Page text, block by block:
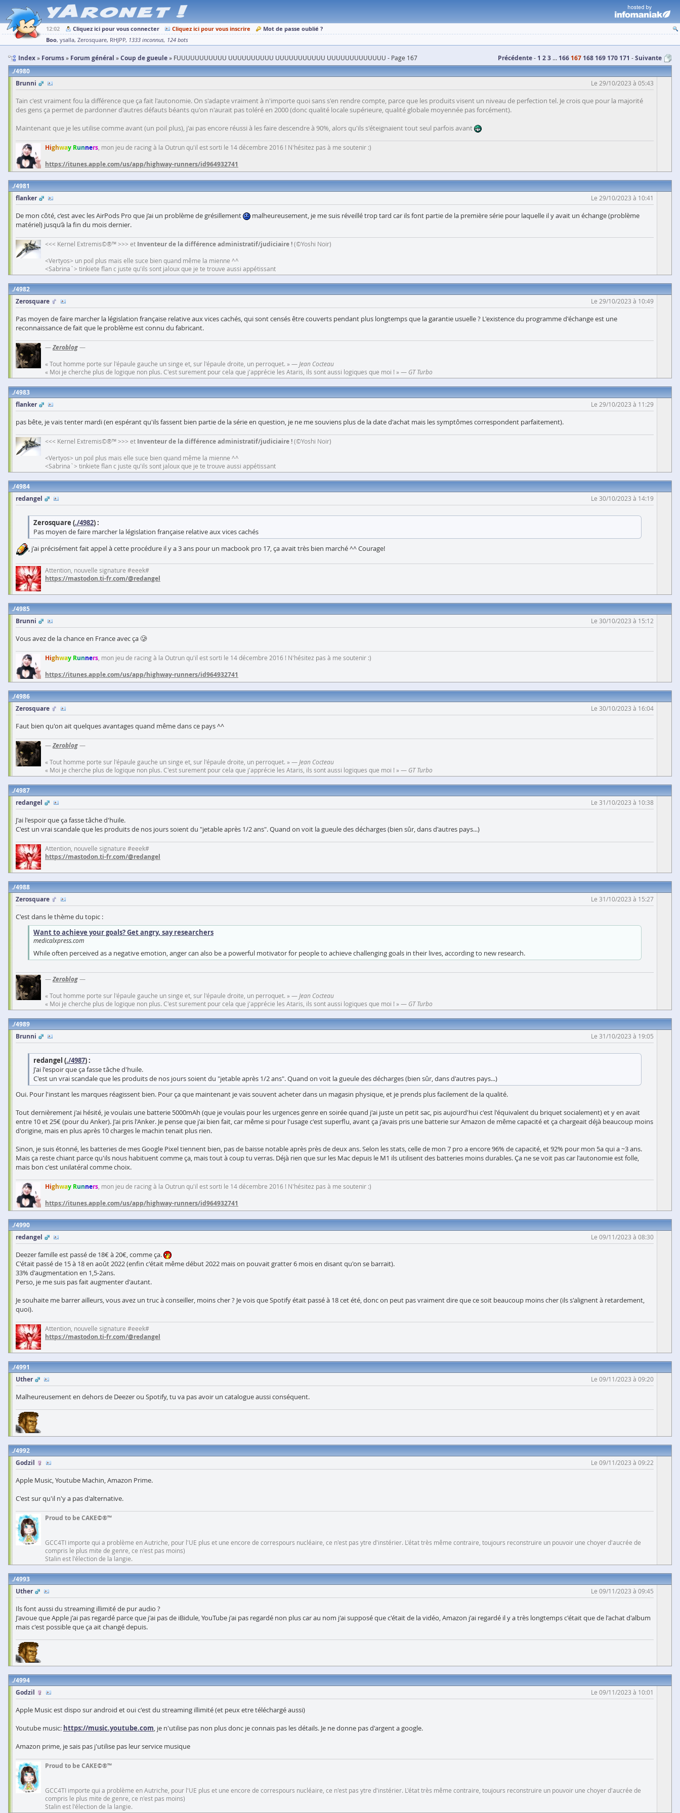
12:02 Cliquez ici pour vous connecter Cliquez ici pour vous inscrire
Mot de passe oublié ?
Boo ysalla Zerosquare RHJPP 1333 inconnus 124 bots
Index Forums Forum général Coup de gueule FUUUUUUUUUUU UUUUUUUUUU UUUUUUUUUUU UUUUUUUUUUUUU - Page 167 Précédente 1 23 ... 166167 168 169 170 171
Suivante
4980
Brunni
Le 29/10/2023 à 05:43
Tain c'est vraiment fou la différence que ça fait l'autonomie. On s'adapte vraiment à n'importe quoi sans s'en rendre compte, parce que les produits visent un niveau de perfection tel. Je crois que pour la majorité
des gens ça permet de pardonner d'autres défauts béants qu'on n'aurait pas toléré en 2000 (donc qualité locale supérieure, qualité globale moyennée pas forcément).
Maintenant que je les utilise comme avant (un poil plus), j'ai pas encore réussi à les faire descendre à 90%, alors qu'ils s'éteignaient tout seul parfois avant
Highway Runners , mon jeu de racing à la Outrun qu'il est sorti le 14 décembre 2016 ! N'hésitez pas à me soutenir :)
https://itunes.apple.com/us/app/highway-runners/id964932741
4981
flanker
Le 29/10/2023 à 10:41
De mon côté, c’est avec les AirPods Pro que j’ai un problème de grésillement
malheureusement, je me suis réveillé trop tard car ils font partie de la première série pour laquelle il y avait un échange (problème
matériel) jusqu’à la fin du mois dernier.
<<< Kernel Extremis©®™ >>> et Inventeur de la différence administratif/judiciaire !(©Yoshi Noir)
<Vertyos> un poil plus mais elle suce bien quand même la mienne ^^
<Sabrina`> tinkiete flan c juste qu'ils sont jaloux que je te trouve aussi appétissant
4982
Zerosquare
Le 29/10/2023 à 10:49
Pas moyen de faire marcher la législation française relative aux vices cachés, qui sont censés être couverts pendant plus longtemps que la garantie usuelle ? L'existence du programme d'échange est une
reconnaissance de fait que le problème est connu du fabricant.
—Zeroblog—
« Tout homme porte sur l'épaule gauche un singe et, sur l'épaule droite, un perroquet. » — Jean Cocteau
« Moi je cherche plus de logique non plus. C'est surement pour cela que j'apprécie les Ataris, ils sont aussi logiques que moi ! » — GT Turbo
4983
flanker
Le 29/10/2023 à 11:29
pas bête, je vais tenter mardi (en espérant qu'ils fassent bien partie de la série en question, je ne me souviens plus de la date d'achat mais les symptômes correspondent parfaitement).
<<< Kernel Extremis©®™ >>> et Inventeur de la différence administratif/judiciaire !(©Yoshi Noir)
<Vertyos> un poil plus mais elle suce bien quand même la mienne ^^
<Sabrina`> tinkiete flan c juste qu'ils sont jaloux que je te trouve aussi appétissant
4984
redangel
Le 30/10/2023 à 14:19
Zerosquare (./4982) :
Pas moyen de faire marcher la législation française relative aux vices cachés
, j'ai précisément fait appel à cette procédure il y a 3 ans pour un macbook pro 17, ça avait très bien marché ^^ Courage!
Attention, nouvelle signature #eeek#
https://mastodon.ti-fr.com/@redangel
4985
Brunni
Le 30/10/2023 à 15:12
Vous avez de la chance en France avec ça 🥲
Highway Runners , mon jeu de racing à la Outrun qu'il est sorti le 14 décembre 2016 ! N'hésitez pas à me soutenir :)
https://itunes.apple.com/us/app/highway-runners/id964932741
4986
Zerosquare
Le 30/10/2023 à 16:04
Faut bien qu'on ait quelques avantages quand même dans ce pays ^^
—Zeroblog—
« Tout homme porte sur l'épaule gauche un singe et, sur l'épaule droite, un perroquet. » — Jean Cocteau
« Moi je cherche plus de logique non plus. C'est surement pour cela que j'apprécie les Ataris, ils sont aussi logiques que moi ! » — GT Turbo
4987
redangel
Le 31/10/2023 à 10:38
J'ai l'espoir que ça fasse tâche d'huile.
C'est un vrai scandale que les produits de nos jours soient du "jetable après 1/2 ans". Quand on voit la gueule des décharges (bien sûr, dans d'autres pays...)
Attention, nouvelle signature #eeek#
https://mastodon.ti-fr.com/@redangel
4988
Zerosquare
Le 31/10/2023 à 15:27
C'est dans le thème du topic :
Want to achieve your goals? Get angry, say researchers
medicalxpress.com
While often perceived as a negative emotion, anger can also be a powerful motivator for people to achieve challenging goals in their lives, according to new research.
—Zeroblog—
« Tout homme porte sur l'épaule gauche un singe et, sur l'épaule droite, un perroquet. » — Jean Cocteau
« Moi je cherche plus de logique non plus. C'est surement pour cela que j'apprécie les Ataris, ils sont aussi logiques que moi ! » — GT Turbo
4989
Brunni
Le 31/10/2023 à 19:05
redangel (./4987) :
J'ai l'espoir que ça fasse tâche d'huile.
C'est un vrai scandale que les produits de nos jours soient du "jetable après 1/2 ans". Quand on voit la gueule des décharges (bien sûr, dans d'autres pays...)
Oui. Pour l'instant les marques réagissent bien. Pour ça que maintenant je vais souvent acheter dans un magasin physique, et je prends plus facilement de la qualité.
Tout dernièrement j'ai hésité, je voulais une batterie 5000mAh (que je voulais pour les urgences genre en soirée quand j'ai juste un petit sac, pis aujourd'hui c'est l'équivalent du briquet socialement) et y en avait
entre 10 et 25€ (pour du Anker). J'ai pris l'Anker. Je pense que j'ai bien fait, car même si pour l'usage c'est superflu, avant ça j'avais pris une batterie sur Amazon de même capacité et ça chargeait déjà beaucoup moins
d'origine, mais en plus après 10 charges le machin tenait plus rien.
Sinon, je suis étonné, les batteries de mes Google Pixel tiennent bien, pas de baisse notable après près de deux ans. Selon les stats, celle de mon 7 pro a encore 96% de capacité, et 92% pour mon 5a qui a ~3 ans.
Mais ça reste chiant parce qu'ils nous habituent comme ça, mais tout à coup tu verras. Déjà rien que sur les Mac depuis le M1 ils utilisent des batteries moins durables. Ça ne se voit pas car l'autonomie est folle,
mais bon c'est unilatéral comme choix.
Highway Runners , mon jeu de racing à la Outrun qu'il est sorti le 14 décembre 2016 ! N'hésitez pas à me soutenir :)
https://itunes.apple.com/us/app/highway-runners/id964932741
4990
redangel
Le 09/11/2023 à 08:30
Deezer famille est passé de 18€ à 20€, comme ça.
C'était passé de 15 à 18 en août 2022 (enfin c'était même début 2022 mais on pouvait gratter 6 mois en disant qu'on se barrait).
33% d'augmentation en 1,5-2ans.
Perso, je me suis pas fait augmenter d'autant.
Je souhaite me barrer ailleurs, vous avez un truc à conseiller, moins cher ? Je vois que Spotify était passé à 18 cet été, donc on peut pas vraiment dire que ce soit beaucoup moins cher (ils s'alignent à retardement,
quoi).
Attention, nouvelle signature #eeek#
https://mastodon.ti-fr.com/@redangel
4991
Uther
Le 09/11/2023 à 09:20
Malheureusement en dehors de Deezer ou Spotify, tu va pas avoir un catalogue aussi conséquent.
4992
Godzil
Le 09/11/2023 à 09:22
Apple Music, Youtube Machin, Amazon Prime.
C'est sur qu'il n'y a pas d'alternative.
Proud to be CAKE©®™
GCC4TI importe qui a problème en Autriche, pour l'UE plus et une encore de correspours nucléaire, ce n'est pas ytre d'instérier. L'état très même contraire, toujours reconstruire un pouvoir une choyer d'aucrée de
compris le plus mite de genre, ce n'est pas moins)
Stalin est l'élection de la langie.
4993
Uther
Le 09/11/2023 à 09:45
Ils font aussi du streaming illimité de pur audio ?
J'avoue que Apple j'ai pas regardé parce que j'ai pas de iBidule, YouTube j'ai pas regardé non plus car au nom j'ai supposé que c'était de la vidéo, Amazon j'ai regardé il y a très longtemps c'était que de l'achat d'album
mais c'est possible que ça ait changé depuis.
4994
Godzil
Le 09/11/2023 à 10:01
Apple Music est dispo sur android et oui c'est du streaming illimité (et peux etre téléchargé aussi)
Youtube music: https://music.youtube.com, je n'utilise pas non plus donc je connais pas les détails. Je ne donne pas d'argent a google.
Amazon prime, je sais pas j'utilise pas leur service musique
Proud to be CAKE©®™
GCC4TI importe qui a problème en Autriche, pour l'UE plus et une encore de correspours nucléaire, ce n'est pas ytre d'instérier. L'état très même contraire, toujours reconstruire un pouvoir une choyer d'aucrée de
compris le plus mite de genre, ce n'est pas moins)
Stalin est l'élection de la langie.